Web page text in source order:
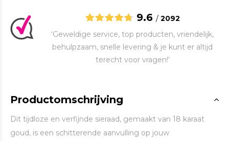
9.6 / 2092
‘Geweldige service, top producten, vriendelijk,
behulpzaam, snelle levering & je kunt er altijd
terecht voor vragen!’
Productomschrijving
Dit tijdloze en verfijnde sieraad, gemaakt van 18 karaat
goud, is een schitterende aanvulling op jouw